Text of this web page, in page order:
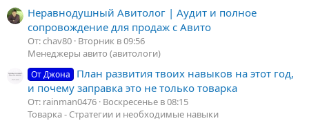
Неравнодушный Авитолог | Аудит и полное
сопровождение для продаж с Авито
От: chav80 Вторник в 09:56
Менеджеры авито (авитологи)
От Джона
План развития твоих навыков на этот год,
и почему заправка это не только товарка
От: rainman0476 Воскресенье в 08:15
Товарка - Стратегии и необходимые навыки